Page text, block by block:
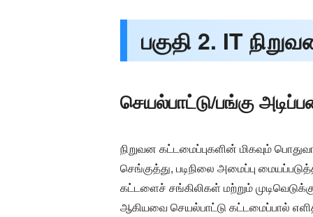
பகுதி 2. IT
செயல்பாட்டு/பங்கு
நிறுவன கட்டமைப்புகளின் மிகவும்
செங்குத்து, படிநிலை அமைப்பு
கட்டளைச் சங்கிலிகள் மற்றும்
ஆகியவை செயல்பாட்டு கட்டமைப்பால்